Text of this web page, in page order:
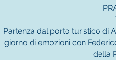
Partenza dal porto turistico di
giorno di emozioni con
della